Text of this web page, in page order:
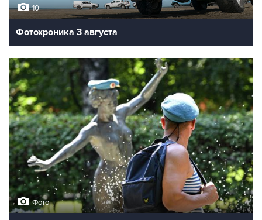
10
Фотохроника 3 августа
Фото